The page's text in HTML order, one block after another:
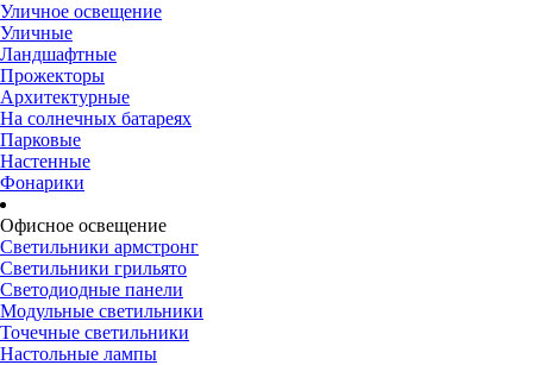
Уличное освещение
Уличные
Ландшафтные
Прожекторы
Архитектурные
На солнечных батареях
Парковые
Настенные
Фонарики
Офисное освещение
Светильники армстронг
Светильники грильято
Светодиодные панели
Модульные светильники
Точечные светильники
Настольные лампы